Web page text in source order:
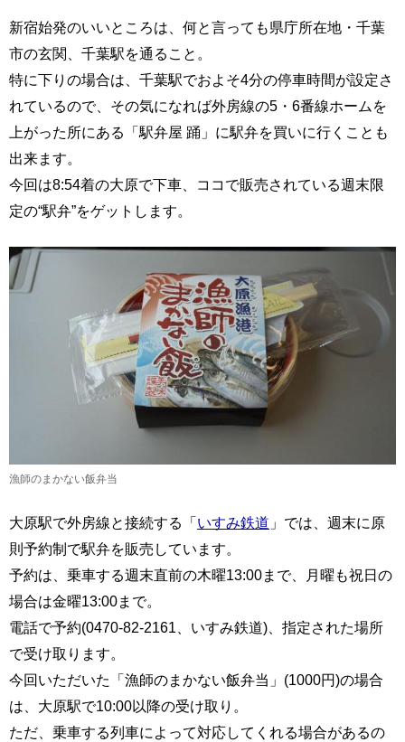
新宿始発のいいところは、何と言っても県庁所在地・千葉
市の玄関、千葉駅を通ること。
特に下りの場合は、千葉駅でおよそ4分の停車時間が設定さ
れているので、その気になれば外房線の5・6番線ホームを
上がった所にある「駅弁屋 踊」に駅弁を買いに行くことも
出来ます。
今回は8:54着の大原で下車、ココで販売されている週末限
定の“駅弁”をゲットします。
漁師のまかない飯弁当
大原駅で外房線と接続する「いすみ鉄道 」では、週末に原
則予約制で駅弁を販売しています。
予約は、乗車する週末直前の木曜13:00まで、月曜も祝日の
場合は金曜13:00まで。
電話で予約(0470-82-2161、いすみ鉄道)、指定された場所
で受け取ります。
今回いただいた「漁師のまかない飯弁当」(1000円)の場合
は、大原駅で10:00以降の受け取り。
ただ、乗車する列車によって対応してくれる場合があるの